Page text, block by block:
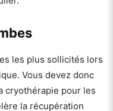
les plus sollicités lors
Vous devez donc
cryothérapie pour les
la récupération